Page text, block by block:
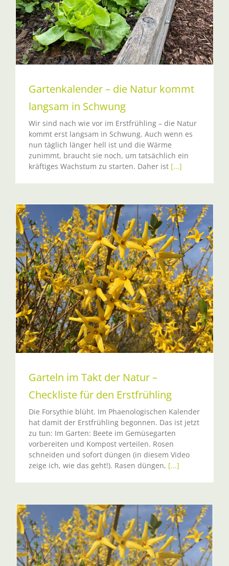
Gartenkalender – die Natur kommt
langsam in Schwung
Wir sind nach wie vor im Erstfrühling – die Natur
kommt erst langsam in Schwung. Auch wenn es
nun täglich länger hell ist und die Wärme
zunimmt, braucht sie noch, um tatsächlich ein
kräftiges Wachstum zu starten. Daher ist [...]
Garteln im Takt der Natur –
Checkliste für den Erstfrühling
Die Forsythie blüht. Im Phaenologischen Kalender
hat damit der Erstfrühling begonnen. Das ist jetzt
zu tun: Im Garten: Beete im Gemüsegarten
vorbereiten und Kompost verteilen. Rosen
schneiden und sofort düngen (in diesem Video
zeige ich, wie das geht!). Rasen düngen, [...]